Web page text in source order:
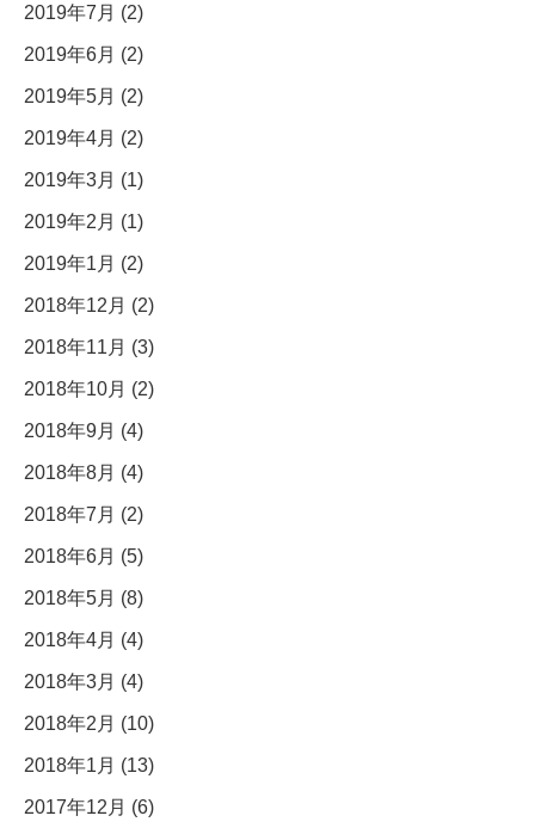
2019年7月 (2)
2019年6月 (2)
2019年5月 (2)
2019年4月 (2)
2019年3月 (1)
2019年2月 (1)
2019年1月 (2)
2018年12月 (2)
2018年11月 (3)
2018年10月 (2)
2018年9月 (4)
2018年8月 (4)
2018年7月 (2)
2018年6月 (5)
2018年5月 (8)
2018年4月 (4)
2018年3月 (4)
2018年2月 (10)
2018年1月 (13)
2017年12月 (6)